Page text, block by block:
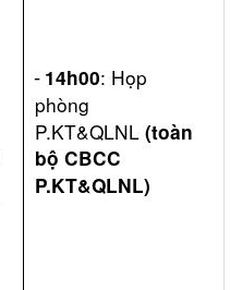
- 14h00: Họp
phòng
P.KT&QLNL (toàn
bộ CBCC
P.KT&QLNL)